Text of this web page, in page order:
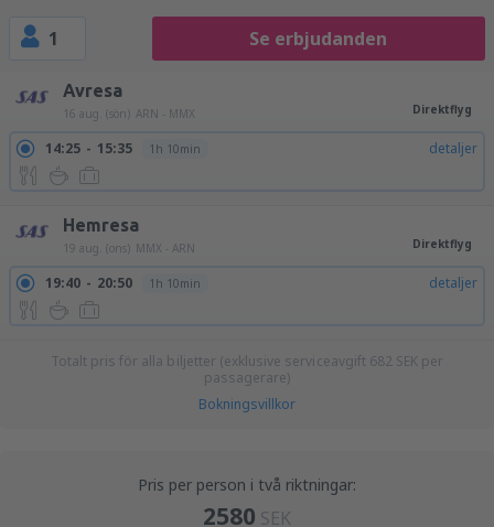
1 Se erbjudanden
Avresa
16 aug. (sön) ARN - MMX Direktflyg
14:25 15:35 1h 10min detaljer
Hemresa
19 aug. (ons) MMX - ARN Direktflyg
19:40 20:50 1h 10min detaljer
Totalt pris för alla biljetter (exklusive serviceavgift 682 SEK per
passagerare)
Bokningsvillkor
Pris per person i två riktningar:
2580 SEK